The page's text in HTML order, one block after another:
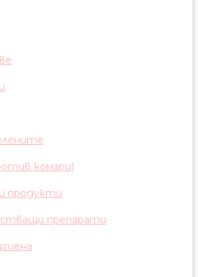
комари)
продукти
препарати